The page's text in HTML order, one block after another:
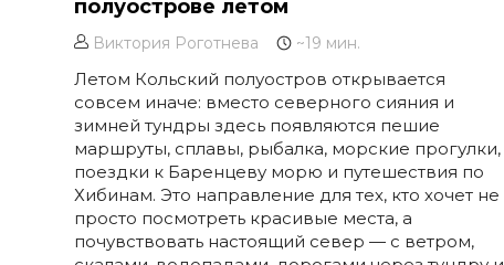
Самарская область
Сахалин
Сибирь
Соловецкие острова
Ставропольский край
Татарстан
Териберка
Тыва
полуострове летом
Виктория Роготнева ~19 мин.
Летом Кольский полуостров открывается
совсем иначе: вместо северного сияния и
зимней тундры здесь появляются пешие
маршруты, сплавы, рыбалка, морские прогулки,
поездки к Баренцеву морю и путешествия по
Хибинам. Это направление для тех, кто хочет не
просто посмотреть красивые места, а
почувствовать настоящий север — с ветром,